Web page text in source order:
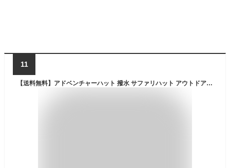
11
【送料無料】アドベンチャーハット 撥水 サファリハット アウトドアハット シンプル 無地 メンズ レディース アウトドア 登山 キャンプ フィッシング 釣り 帽子 ツバ広 熱中症 暑さ対策 日よけ 顎紐付き 日焼け防止 ワンサイズ BLACK/KHAKI/BEIGE 2way おしゃれ 旅行